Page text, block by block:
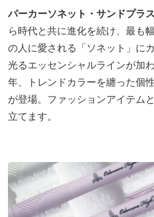
パーカーソネット・サンドプラ
ら時代と共に進化を続け、最も
の人に愛される「ソネット」に
光るエッセンシャルラインが加
年、トレンドカラーを纏った個
が登場。ファッションアイテム
立てます。